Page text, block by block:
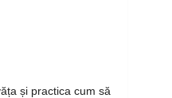
și practica cum să